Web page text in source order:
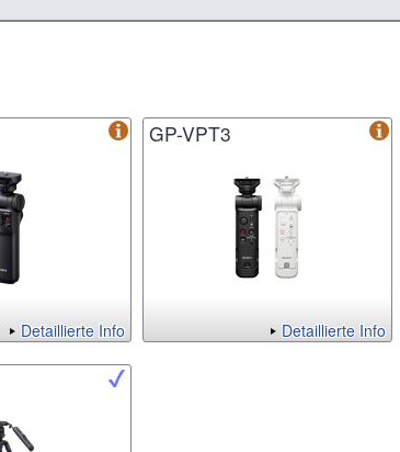
Detaillierte Info
GP-VPT3
Detaillierte Info